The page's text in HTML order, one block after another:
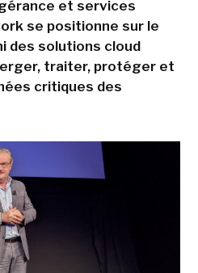
et services
se positionne sur le
des solutions cloud
traiter, protéger et
critiques des